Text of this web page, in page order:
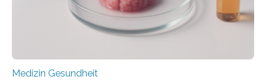
sich die linke Herzkammer verdickt, der Herzmuskel zu
stark kontrahiert…
Medizin Gesundheit